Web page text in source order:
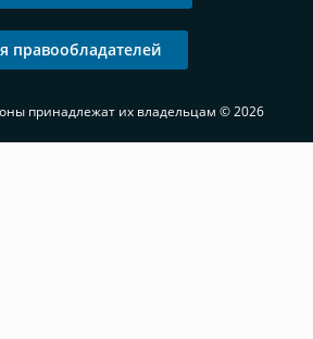
правообладателей
принадлежат их владельцам © 2026